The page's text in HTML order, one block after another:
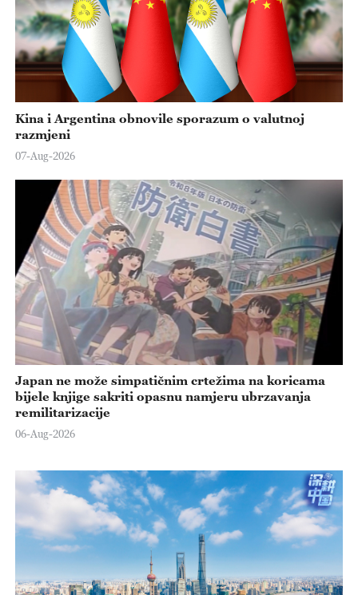
Kina i Argentina obnovile sporazum o valutnoj
razmjeni
07-Aug-2026
Japan ne može simpatičnim crtežima na koricama
bijele knjige sakriti opasnu namjeru ubrzavanja
remilitarizacije
06-Aug-2026